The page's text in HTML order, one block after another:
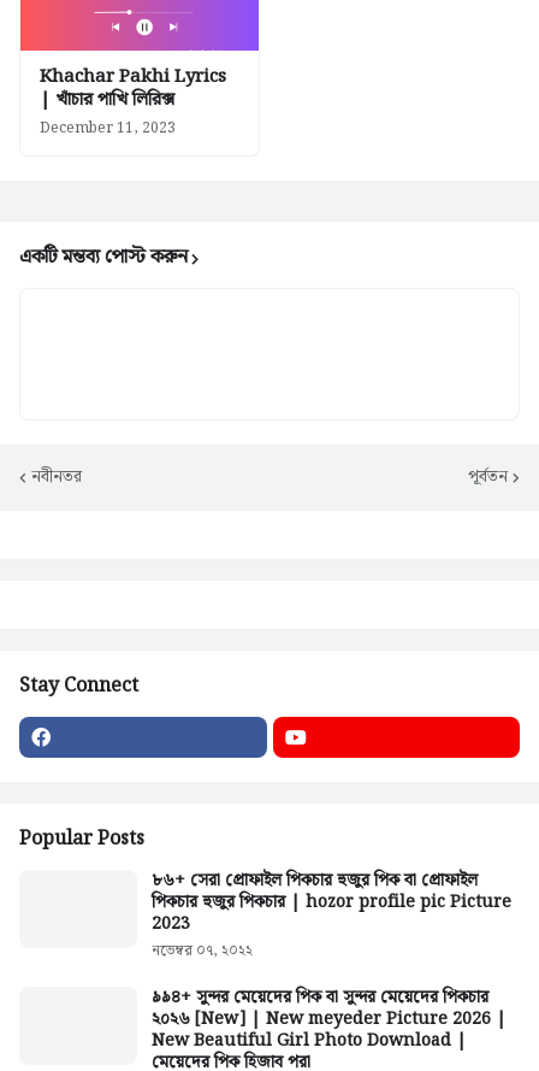
Khachar Pakhi Lyrics
| খাঁচার পাখি লিরিক্স
December 11, 2023
একটি মন্তব্য পোস্ট করুন
নবীনতর পূর্বতন
Stay Connect
Popular Posts
৮৬+ সেরা প্রোফাইল পিকচার হুজুর পিক বা প্রোফাইল
পিকচার হুজুর পিকচার | hozor profile pic Picture
2023
নভেম্বর ০৭, ২০২২
৯৯৪+ সুন্দর মেয়েদের পিক বা সুন্দর মেয়েদের পিকচার
২০২৬ [New] | New meyeder Picture 2026 |
New Beautiful Girl Photo Download |
মেয়েদের পিক হিজাব পরা